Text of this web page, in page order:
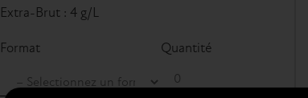
Extra-Brut : 4 g/L
Format Quantité